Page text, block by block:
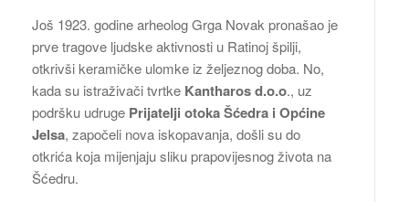
Još 1923. godine arheolog Grga Novak pronašao je
prve tragove ljudske aktivnosti u Ratinoj špilji,
otkrivši keramičke ulomke iz željeznog doba. No,
kada su istraživači tvrtke Kantharos d.o.o., uz
podršku udruge Prijatelji otoka Šćedra i Općine
Jelsa, započeli nova iskopavanja, došli su do
otkrića koja mijenjaju sliku prapovijesnog života na
Šćedru.